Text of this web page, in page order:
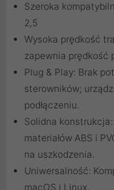
Szeroka
2,5
Wysoka prędkość
zapewnia prędkość
Plug & Play: Brak
sterowników;
podłączeniu.
Solidna
materiałów ABS i
na uszkodzenia.
Uniwersalność:
macOS i Linux.